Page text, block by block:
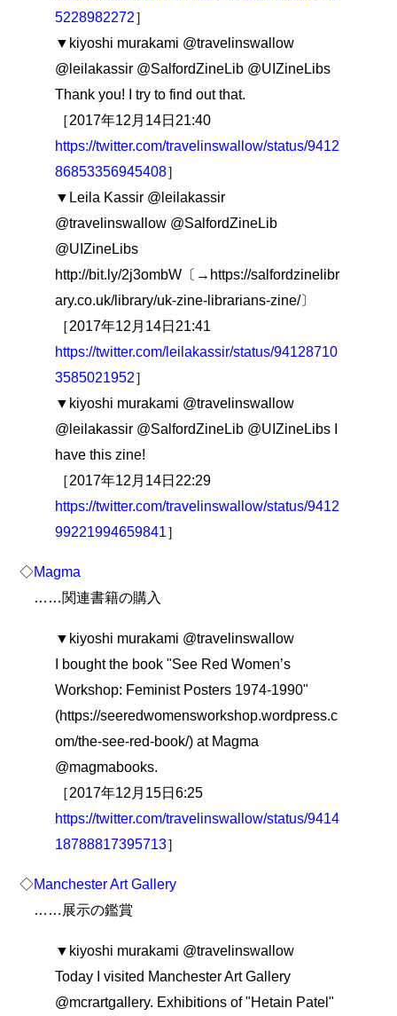
5228982272］
▼kiyoshi murakami @travelinswallow
@leilakassir @SalfordZineLib @UIZineLibs
Thank you! I try to find out that.
［2017年12月14日21:40
https://twitter.com/travelinswallow/status/9412
86853356945408］
▼Leila Kassir @leilakassir
@travelinswallow @SalfordZineLib
@UIZineLibs
http://bit.ly/2j3ombW〔→https://salfordzinelibr
ary.co.uk/library/uk-zine-librarians-zine/〕
［2017年12月14日21:41
https://twitter.com/leilakassir/status/94128710
3585021952］
▼kiyoshi murakami @travelinswallow
@leilakassir @SalfordZineLib @UIZineLibs I
have this zine!
［2017年12月14日22:29
https://twitter.com/travelinswallow/status/9412
99221994659841］
◇Magma
……関連書籍の購入
▼kiyoshi murakami @travelinswallow
I bought the book "See Red Women’s
Workshop: Feminist Posters 1974-1990"
(https://seeredwomensworkshop.wordpress.c
om/the-see-red-book/) at Magma
@magmabooks.
［2017年12月15日6:25
https://twitter.com/travelinswallow/status/9414
18788817395713］
◇Manchester Art Gallery
……展示の鑑賞
▼kiyoshi murakami @travelinswallow
Today I visited Manchester Art Gallery
@mcrartgallery. Exhibitions of "Hetain Patel"